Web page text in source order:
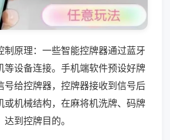
制原理：一些智能控牌器通过蓝牙
等设备连接。手机端软件预设好牌
号给控牌器，控牌器接收到信号后
或机械结构，在麻将机洗牌、码牌
到控牌目的。